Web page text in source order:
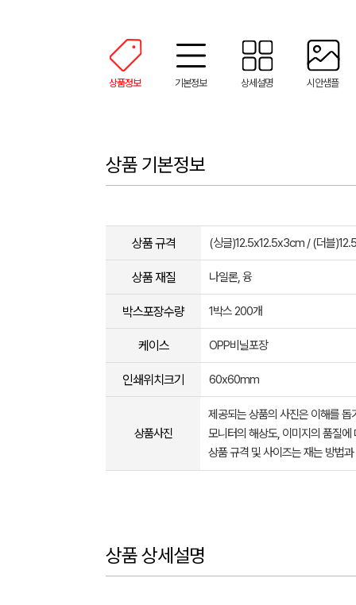
상품정보 기본정보 상세설명 시안샘플
상품 기본정보
상품 규격 (싱글)12.5x12.5x3cm / (더블
상품 재질 나일론, 융
박스포장수량 1박스 200개
케이스 OPP비닐포장
인쇄위치크기 60x60mm
상품사진
제공되는 상품의 사진은 이해를
모니터의 해상도, 이미지의 품질
상품 규격 및 사이즈는 재는 방법
상품 상세설명